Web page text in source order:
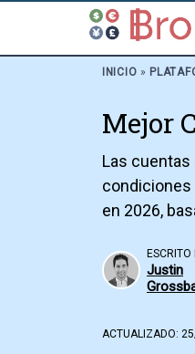
INICIO »
Mejor
Las
condiciones
en 2026,
ESCRITO
Justin
ACTUALIZADO: